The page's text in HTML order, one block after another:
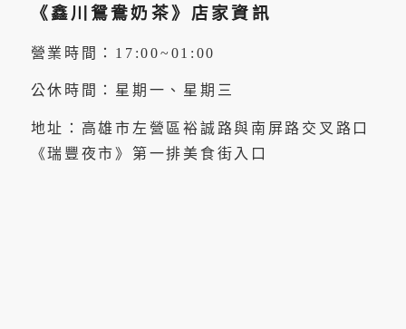
《鑫川鴛鴦奶茶》店家資訊
營業時間：17:00~01:00
公休時間：星期一、星期三
地址：高雄市左營區裕誠路與南屏路交叉路口
《瑞豐夜市》第一排美食街入口